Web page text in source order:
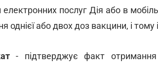
послуг Дія або в
однієї або двох доз вакцини, і тому
- підтверджує факт